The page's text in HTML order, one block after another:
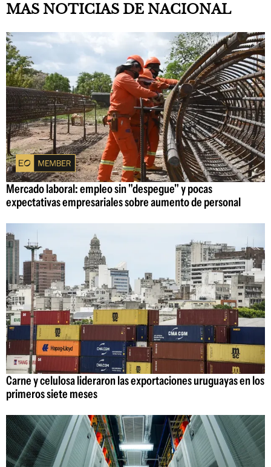
MAS NOTICIAS DE NACIONAL
Mercado laboral: empleo sin "despegue" y pocas
expectativas empresariales sobre aumento de personal
Carne y celulosa lideraron las exportaciones uruguayas en los
primeros siete meses